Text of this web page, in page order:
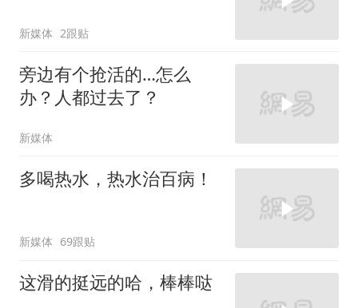
新媒体 2跟贴
旁边有个抢活的…怎么
办？人都过去了？
新媒体
多喝热水，热水治百病！
新媒体 69跟贴
这滑的挺远的哈，棒棒哒